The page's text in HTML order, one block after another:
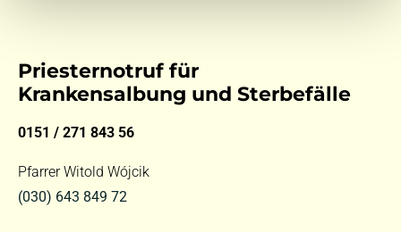
Priesternotruf für
Krankensalbung und Sterbefälle
0151 / 271 843 56
Pfarrer Witold Wójcik
(030) 643 849 72